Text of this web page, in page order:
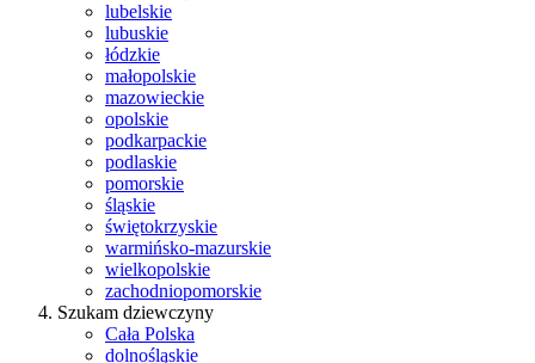
lubelskie
lubuskie
łódzkie
małopolskie
mazowieckie
opolskie
podkarpackie
podlaskie
pomorskie
śląskie
świętokrzyskie
warmińsko-mazurskie
wielkopolskie
zachodniopomorskie
Szukam dziewczyny
Cała Polska
dolnośląskie